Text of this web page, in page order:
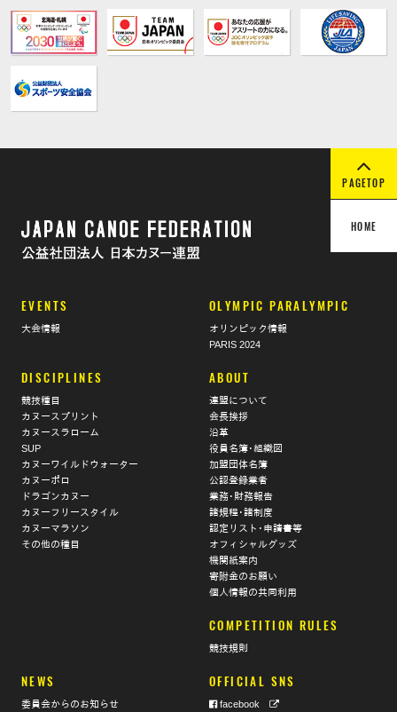
PAGETOP
HOME
EVENTS OLYMPIC PARALYMPIC
大会情報
オリンピック情報
PARIS 2024
DISCIPLINES ABOUT
競技種目
連盟について
カヌースプリント
会長挨拶
カヌースラローム
沿革
SUP
役員名簿･組織図
カヌーワイルドウォーター
加盟団体名簿
カヌーポロ
公認登録業者
ドラゴンカヌー
業務･財務報告
カヌーフリースタイル
諸規程･諸制度
カヌーマラソン
認定リスト･申請書等
その他の種目
オフィシャルグッズ
機関紙案内
寄附金のお願い
個人情報の共同利用
COMPETITION RULES
競技規則
NEWS OFFICIAL SNS
委員会からのお知らせ facebook